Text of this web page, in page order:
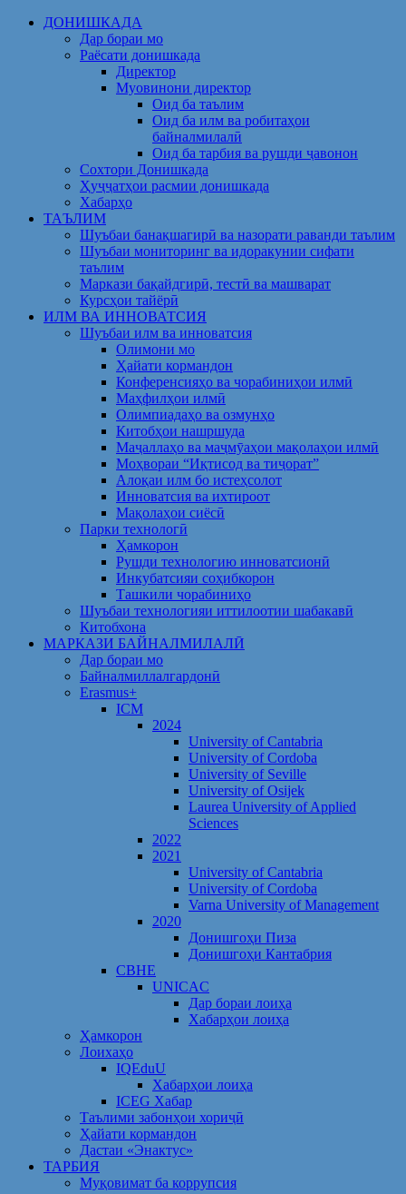
Skip
ДОНИШКАДА
Дар бораи мо
Раёсати донишкада
Директор
Муовинони директор
Оид ба таълим
Оид ба илм ва робитаҳои
байналмилалӣ
Оид ба тарбия ва рушди ҷавонон
Сохтори Донишкада
Ҳуҷҷатҳои расмии донишкада
Хабарҳо
ТАЪЛИМ
Шуъбаи банақшагирӣ ва назорати раванди таълим
Шуъбаи мониторинг ва идоракунии сифати
таълим
Маркази бақайдгирӣ, тестӣ ва машварат
Курсҳои тайёрӣ
ИЛМ ВА ИННОВАТСИЯ
Шуъбаи илм ва инноватсия
Олимони мо
Ҳайати кормандон
Конференсияҳо ва чорабиниҳои илмӣ
Маҳфилҳои илмӣ
Олимпиадаҳо ва озмунҳо
Китобҳои нашршуда
Маҷаллаҳо ва маҷмӯаҳои мақолаҳои илмӣ
Моҳвораи “Иқтисод ва тиҷорат”
Алоқаи илм бо истеҳсолот
Инноватсия ва ихтироот
Мақолаҳои сиёсӣ
Парки технологӣ
Ҳамкорон
Рушди технологию инноватсионӣ
Инкубатсияи соҳибкорон
Ташкили чорабиниҳо
Шуъбаи технологияи иттилоотии шабакавӣ
Китобхона
МАРКАЗИ БАЙНАЛМИЛАЛӢ
Дар бораи мо
Байналмиллалгардонӣ
Erasmus+
ICM
2024
University of Cantabria
University of Cordoba
University of Seville
University of Osijek
Laurea University of Applied
Sciences
2022
2021
University of Cantabria
University of Cordoba
Varna University of Management
2020
Донишгоҳи Пиза
Донишгоҳи Кантабрия
CBHE
UNICAC
Дар бораи лоиҳа
Хабарҳои лоиҳа
Ҳамкорон
Лоихаҳо
IQEduU
Хабарҳои лоиҳа
ICEG Хабар
Таълими забонҳои хориҷӣ
Ҳайати кормандон
Дастаи «Энактус»
ТАРБИЯ
Муқовимат ба коррупсия